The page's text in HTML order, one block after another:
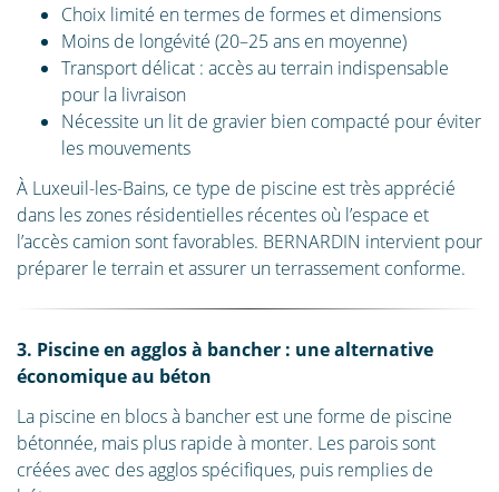
Choix limité en termes de formes et dimensions
Moins de longévité (20–25 ans en moyenne)
Transport délicat : accès au terrain indispensable
pour la livraison
Nécessite un lit de gravier bien compacté pour éviter
les mouvements
À Luxeuil-les-Bains, ce type de piscine est très apprécié
dans les zones résidentielles récentes où l’espace et
l’accès camion sont favorables. BERNARDIN intervient pour
préparer le terrain et assurer un terrassement conforme.
3. Piscine en agglos à bancher : une alternative
économique au béton
La piscine en blocs à bancher est une forme de piscine
bétonnée, mais plus rapide à monter. Les parois sont
créées avec des agglos spécifiques, puis remplies de